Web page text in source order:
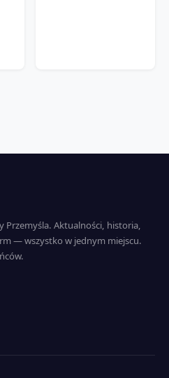
Aktualności, historia,
— wszystko w jednym miejscu.